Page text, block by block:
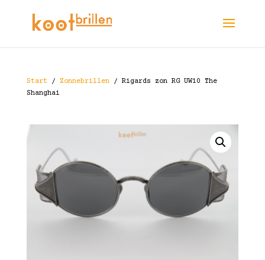
Start/ Zonnebrillen/ Rigards zon RG UW10 The
Shanghai